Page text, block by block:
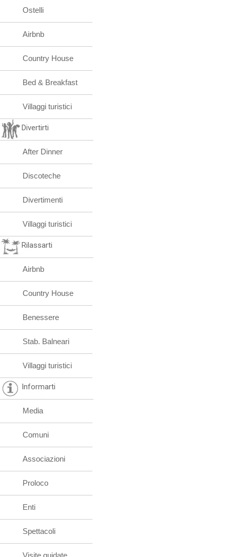
Ostelli
Airbnb
Country House
Bed & Breakfast
Villaggi turistici
Divertirti
After Dinner
Discoteche
Divertimenti
Villaggi turistici
Rilassarti
Airbnb
Country House
Benessere
Stab. Balneari
Villaggi turistici
Informarti
Media
Comuni
Associazioni
Proloco
Enti
Spettacoli
Visite guidate